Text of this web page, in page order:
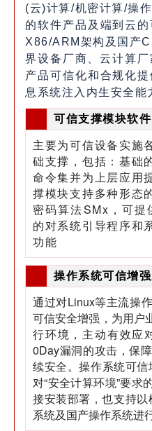
(云)计算/机密计算/操
的软件产品及端到云
X86/ARM架构及国产
界设备厂商、云计算
产品可信化和合规化
息系统注入内生安全能
可信支撑模块软件
主要为可信设备实施
础支撑，包括：基础
命令集并为上层应用
撑模块支持多种形态
密码算法SMx ，可
的对系统引导程序和
功能
操作系统可信增
通过对Linux等主流操
可信安全增强，为用户
行环境，主动有效应
0Day漏洞的攻击，保
续安全。操作系统可
对“安全计算环境”要求
接安装部署，也支持
系统及国产操作系统进